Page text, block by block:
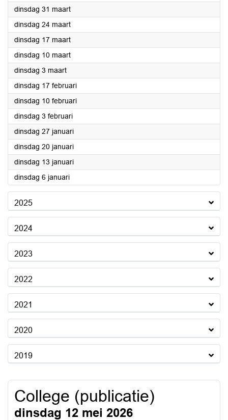
dinsdag 31 maart2026
dinsdag 24 maart2026
dinsdag 17 maart2026
dinsdag 10 maart2026
dinsdag 3 maart2026
dinsdag 17 februari2026
dinsdag 10 februari2026
dinsdag 3 februari2026
dinsdag 27 januari2026
dinsdag 20 januari2026
dinsdag 13 januari2026
dinsdag 6 januari2026
2025
2024
2023
2022
2021
2020
2019
College (publicatie)
dinsdag 12 mei 2026